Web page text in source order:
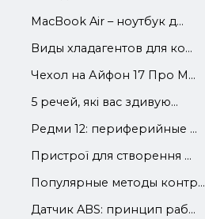
MacBook Air – ноутбук д...
Виды хладагентов для ко...
Чехол на Айфон 17 Про М...
5 речей, які вас здивую...
Редми 12: периферийные ...
Пристрої для створення ...
Популярные методы контр...
Датчик ABS: принцип раб...